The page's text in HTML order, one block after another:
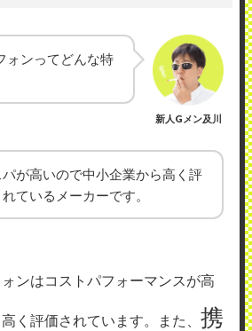
ォンってどんな特
新人Gメン及川
パが高いので中小企業から高く評
ているメーカーです。
ンはコストパフォーマンスが高
く評価されています。また、 携